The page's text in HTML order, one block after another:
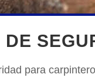
para